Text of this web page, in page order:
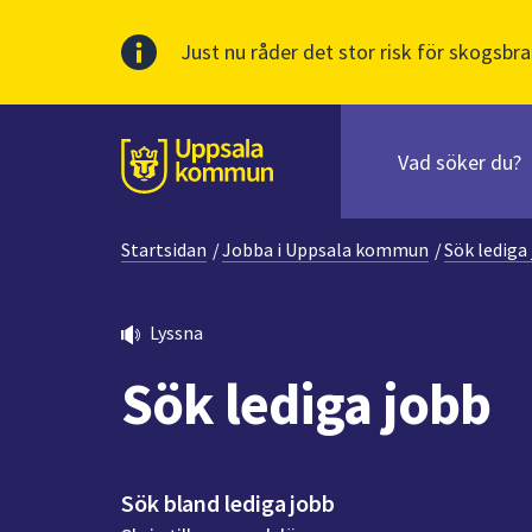
Just nu råder det stor risk för
Till sidans
huvudinnehåll
innehåll
När
sökfältet
kommer
Startsidan /Jobba i Uppsala kommun /Sök
Lyssna
Sök lediga jobb
Sök bland lediga jobb